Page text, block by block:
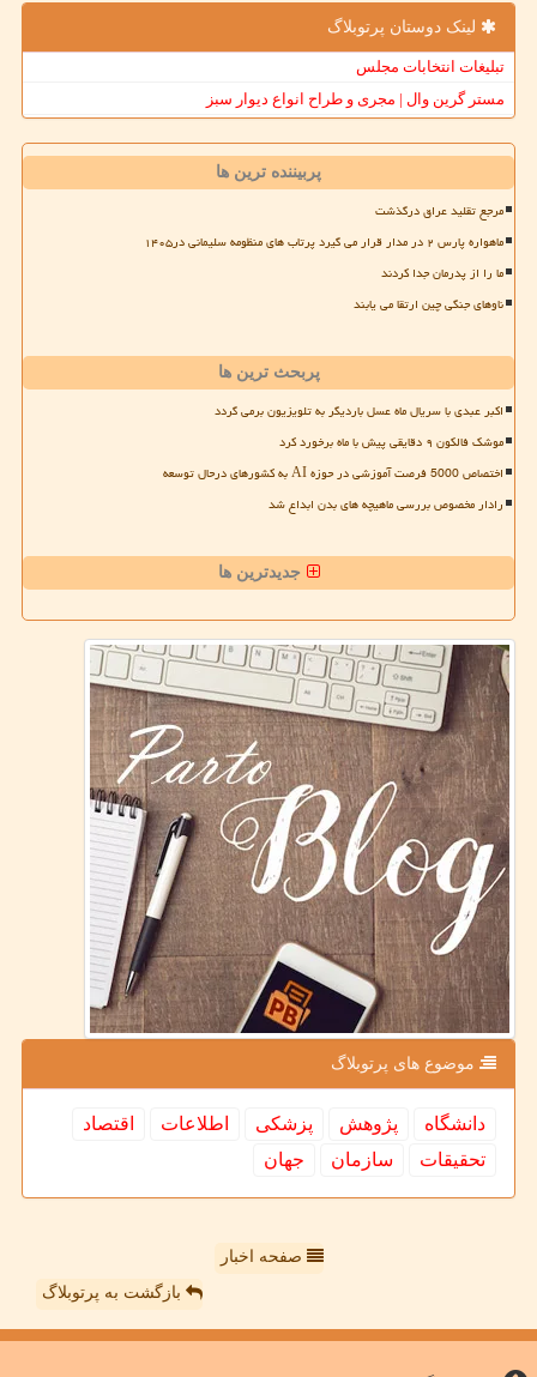
لینک دوستان پرتوبلاگ
تبلیغات انتخابات مجلس
مستر گرین وال | مجری و طراح انواع دیوار سبز
پربیننده ترین ها
مرجع تقلید عراق درگذشت
ماهواره پارس ۲ در مدار قرار می گیرد پرتاب های منظومه سلیمانی در۱۴۰۵
ما را از پدرمان جدا کردند
ناوهای جنگی چین ارتقا می یابند
پربحث ترین ها
اکبر عبدی با سریال ماه عسل باردیگر به تلویزیون برمی گردد
موشک فالکون ۹ دقایقی پیش با ماه برخورد کرد
اختصاص 5000 فرصت آموزشی در حوزه AI به کشورهای درحال توسعه
رادار مخصوص بررسی ماهیچه های بدن ابداع شد
جدیدترین ها
موضوع های پرتوبلاگ
دانشگاه پژوهش پزشكی اطلاعات
اقتصاد
تحقیقات
سازمان جهان
صفحه اخبار
بازگشت به پرتوبلاگ